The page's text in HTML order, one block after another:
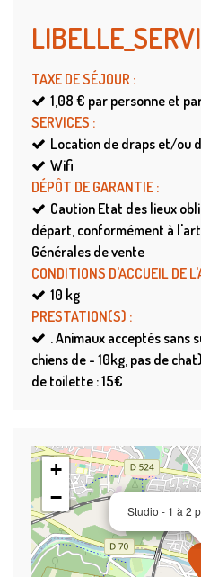
TAXE DE SÉJOUR :
1,08 € par personne et
SERVICES :
Location de draps et/ou
Wifi
DÉPÔT DE GARANTIE :
Caution Etat des lieux
départ, conformément à
Générales de vente
CONDITIONS D'ACCUEIL DE
10 kg
PRESTATION(S) :
.Animaux acceptés sans
chiens de - 10kg, pas de
de toilette : 15€
Studio - 1 à 2
+
−